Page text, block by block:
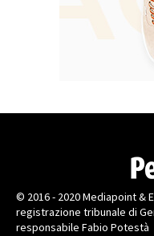
© 2016 - 2020 Mediapoint &
registrazione tribunale di
responsabile Fabio Potestà